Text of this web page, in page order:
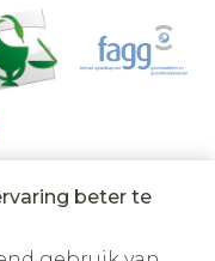
beter te